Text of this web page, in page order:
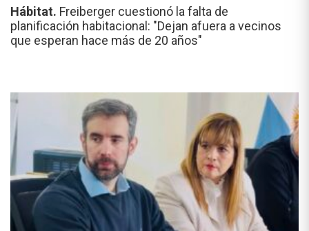
Hábitat. Freiberger cuestionó la falta de
planificación habitacional: "Dejan afuera a vecinos
que esperan hace más de 20 años"